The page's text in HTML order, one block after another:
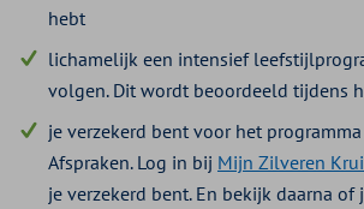
hebt
lichamelijk een intensief
volgen. Dit wordt beoordeeld tijdens
je verzekerd bent voor het
Afspraken. Log in bij Mijn Zilveren
je verzekerd bent. En bekijk daarna of